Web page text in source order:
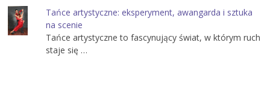
Tańce artystyczne: eksperyment, awangarda i sztuka
na scenie
Tańce artystyczne to fascynujący świat, w którym ruch
staje się …